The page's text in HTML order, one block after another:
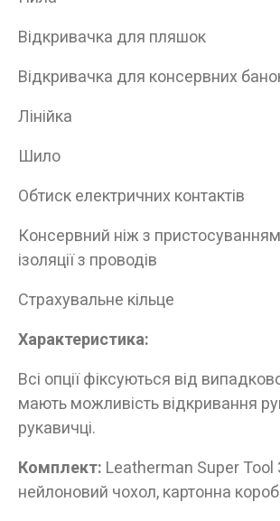
Відкривачка для пляшок
Відкривачка для консервних
Лінійка
Шило
Обтиск електричних контактів
Консервний ніж з
ізоляції з проводів
Страхувальне кільце
Характеристика:
Всі опції фіксуються від
мають можливість відкривання
рукавичці.
Комплект: Leatherman Super Tool
нейлоновий чохол, картонна
Ці товари продаються
досягли 18 років!
Вам виповнилося 18